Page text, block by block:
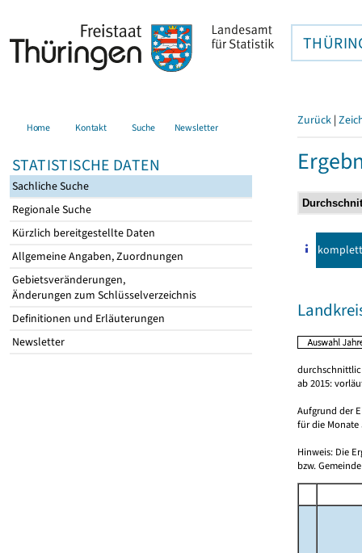
Home Kontakt Suche Newsletter
STATISTISCHE DATEN
Sachliche Suche
Regionale Suche
Kürzlich bereitgestellte Daten
Allgemeine Angaben, Zuordnungen
Gebietsveränderungen,
Änderungen zum Schlüsselverzeichnis
Definitionen und Erläuterungen
Newsletter
Zurück |
komplett
ab 2015:
Aufgrund der
für die Monate
Hinweis: Die
bzw.